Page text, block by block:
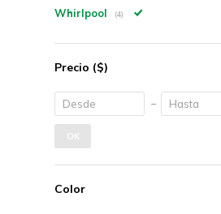
Whirlpool (4)
Precio ($)
OK
Color